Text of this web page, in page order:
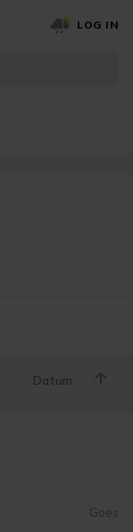
LOG IN
Datum
Goes